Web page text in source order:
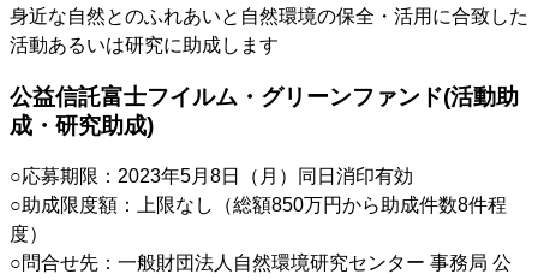
身近な自然とのふれあいと自然環境の保全・活用に合致した
活動あるいは研究に助成します
公益信託富士フイルム・グリーンファンド(活動助
成・研究助成)
○応募期限：2023年5月8日（月）同日消印有効
○助成限度額：上限なし（総額850万円から助成件数8件程
度）
○問合せ先：一般財団法人自然環境研究センター 事務局 公